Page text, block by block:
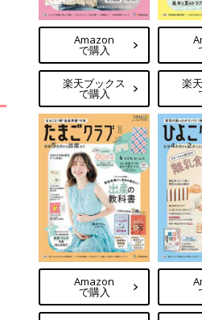
Amazon
で購入
楽天ブックス
で購入
楽
Amazon
で購入